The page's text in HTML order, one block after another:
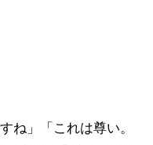
ね」「これは尊い。